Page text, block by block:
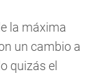
la máxima
un cambio a
quizás el